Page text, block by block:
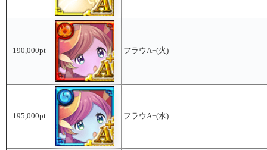
190,000pt フラウA+(火)
195,000pt フラウA+(水)